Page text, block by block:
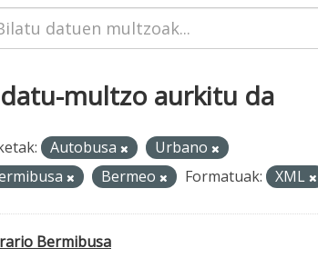
multzo aurkitu da
Autobusa
Urbano
Bermeo Formatuak: XML
Bermibusa